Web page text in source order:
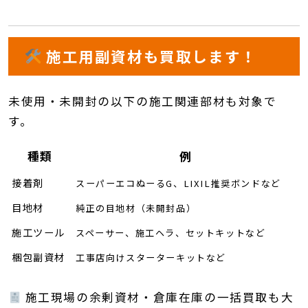
施工用副資材も買取します！
未使用・未開封の以下の施工関連部材も対象で
す。
種類 例
接着剤 スーパーエコぬーるG、LIXIL推奨ボンドなど
目地材 純正の目地材（未開封品）
施工ツール スペーサー、施工ヘラ、セットキットなど
梱包副資材 工事店向けスターターキットなど
施工現場の余剰資材・倉庫在庫の一括買取も大